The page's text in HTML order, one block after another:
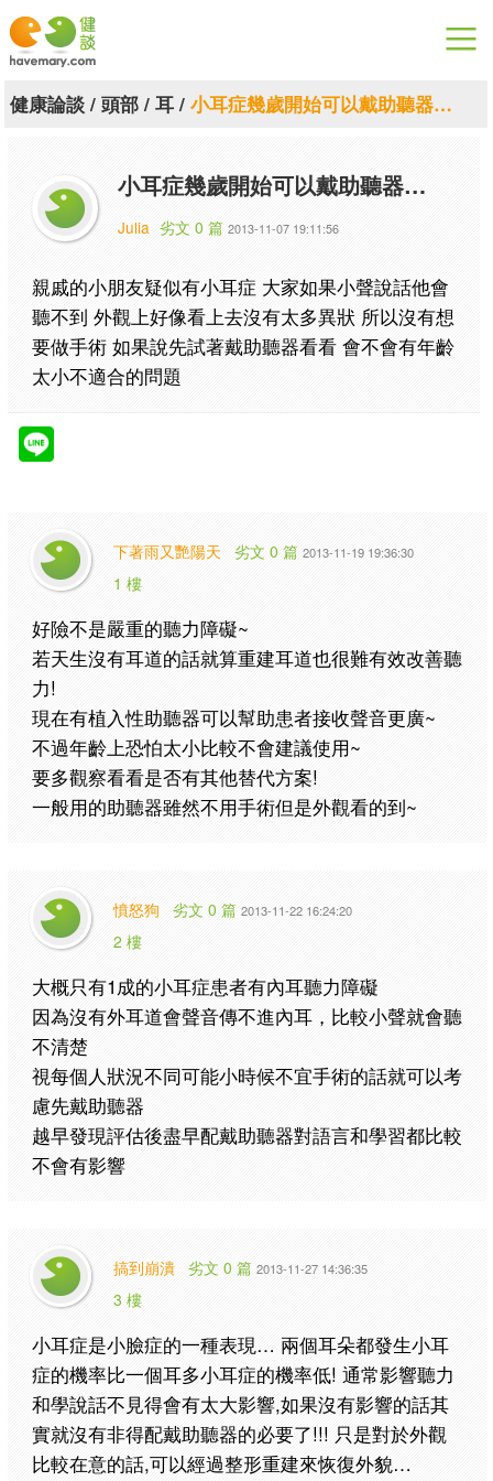
漫漫健康
關於健談
聯絡我們
下載專區
健康論談/ 頭部/ 耳/ 小耳症幾歲開始可以戴助聽器…
小耳症幾歲開始可以戴助聽器…
Julia 劣文 0 篇 2013-11-07 19:11:56
親戚的小朋友疑似有小耳症 大家如果小聲說話他會
聽不到 外觀上好像看上去沒有太多異狀 所以沒有想
要做手術 如果說先試著戴助聽器看看 會不會有年齡
太小不適合的問題
下著雨又艷陽天 劣文 0 篇 2013-11-19 19:36:30
1 樓
好險不是嚴重的聽力障礙~
若天生沒有耳道的話就算重建耳道也很難有效改善聽
力!
現在有植入性助聽器可以幫助患者接收聲音更廣~
不過年齡上恐怕太小比較不會建議使用~
要多觀察看看是否有其他替代方案!
一般用的助聽器雖然不用手術但是外觀看的到~
憤怒狗 劣文 0 篇 2013-11-22 16:24:20
2 樓
大概只有1成的小耳症患者有內耳聽力障礙
因為沒有外耳道會聲音傳不進內耳，比較小聲就會聽
不清楚
視每個人狀況不同可能小時候不宜手術的話就可以考
慮先戴助聽器
越早發現評估後盡早配戴助聽器對語言和學習都比較
不會有影響
搞到崩潰 劣文 0 篇 2013-11-27 14:36:35
3 樓
小耳症是小臉症的一種表現… 兩個耳朵都發生小耳
症的機率比一個耳多小耳症的機率低! 通常影響聽力
和學說話不見得會有太大影響,如果沒有影響的話其
實就沒有非得配戴助聽器的必要了!!! 只是對於外觀
比較在意的話,可以經過整形重建來恢復外貌…